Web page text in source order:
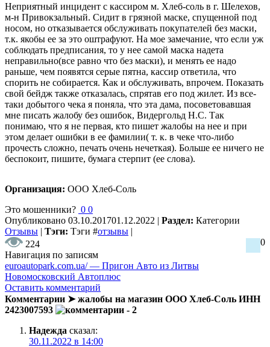
Неприятный инцидент с кассиром м. Хлеб-соль в г. Шелехов,
м-н Привокзальный. Сидит в грязной маске, спущенной под
носом, но отказывается обслуживать покупателей без маски,
т.к. якобы ее за это оштрафуют. На мое замечание, что если уж
соблюдать предписания, то у нее самой маска надета
неправильно(все равно что без маски), и менять ее надо
раньше, чем появятся серые пятна, кассир ответила, что
спорить не собирается. Как и обслуживать, впрочем. Показать
свой бейдж также отказалась, спрятав его под жилет. Из все-
таки добытого чека я поняла, что эта дама, посоветовавшая
мне писать жалобу без ошибок, Видергольд Н.С. Так
понимаю, что я не первая, кто пишет жалобы на нее и при
этом делает ошибки в ее фамилии( т. к. в чеке что-либо
прочесть сложно, печать очень нечеткая). Больше ее ничего не
беспокоит, пишите, бумага стерпит (ее слова).
Организация: ООО Хлеб-Соль
Это мошенники? 0 0
Опубликовано 03.10.201701.12.2022 | Раздел: Категории
Отзывы | Тэги: Тэги #отзывы |
224
0
Навигация по записям
euroautopark.com.ua/ — Пригон Авто из Литвы
Новомосковский Автоплюс
Оставить комментарий
Комментарии ➤ жалобы на магазин ООО Хлеб-Соль ИНН
2423007593
- 2
Надежда сказал:
30.11.2022 в 14:00